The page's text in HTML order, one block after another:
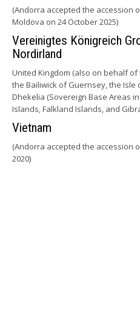
(Andorra accepted the accession
Moldova on 24 October 2025)
Vereinigtes Königreich
Nordirland
United Kingdom (also on behalf of
the Bailiwick of Guernsey, the Isle
Dhekelia (Sovereign Base Areas
Islands, Falkland Islands, and
Vietnam
(Andorra accepted the accession
2020)